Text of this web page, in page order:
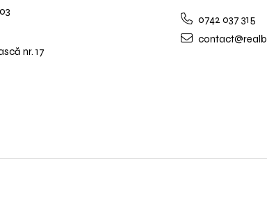
nr. 17
0742 037 315